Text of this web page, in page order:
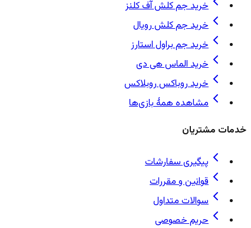
خرید جم کلش آف کلنز
خرید جم کلش رویال
خرید جم براول استارز
خرید الماس هی دی
خرید روباکس روبلاکس
مشاهده همهٔ بازی‌ها
خدمات مشتریان
پیگیری سفارشات
قوانین و مقررات
سوالات متداول
حریم خصوصی